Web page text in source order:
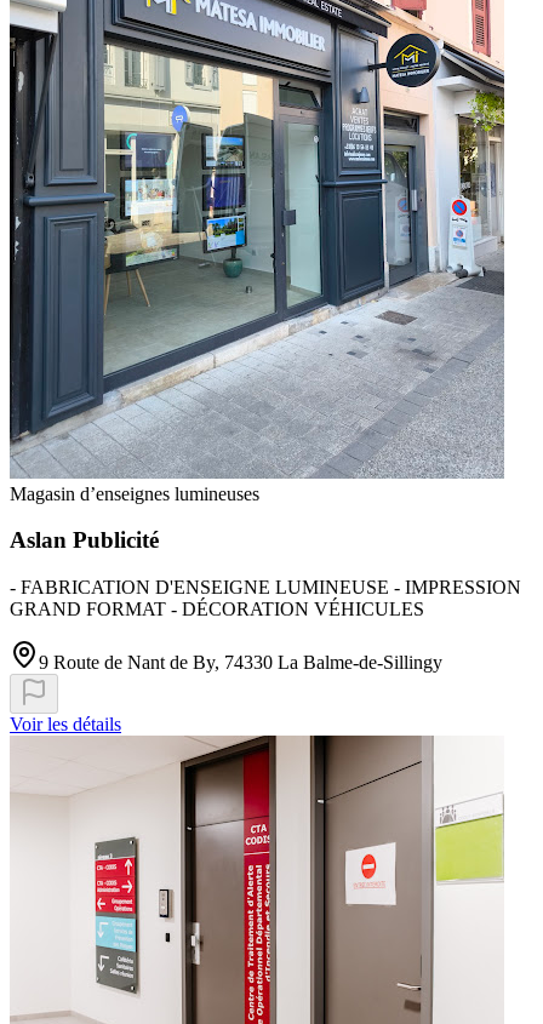
Magasin d’enseignes lumineuses
Aslan Publicité
- FABRICATION D'ENSEIGNE LUMINEUSE - IMPRESSION
GRAND FORMAT - DÉCORATION VÉHICULES
9 Route de Nant de By, 74330 La Balme-de-Sillingy
Voir les détails